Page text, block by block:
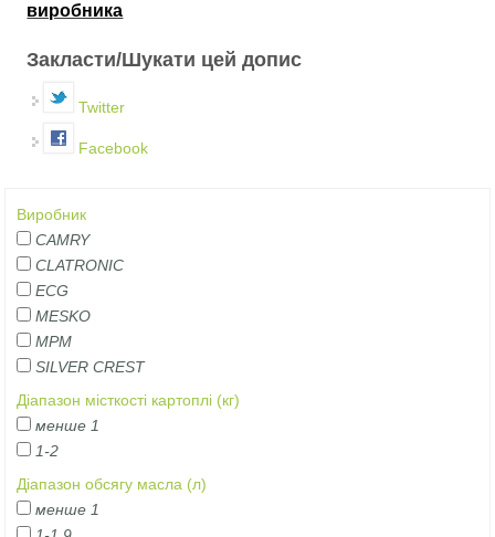
виробника
Закласти/Шукати цей допис
Twitter
Facebook
Виробник
CAMRY
CLATRONIC
ECG
MESKO
MPM
SILVER CREST
Діапазон місткості картоплі (кг)
менше 1
1-2
Діапазон обсягу масла (л)
менше 1